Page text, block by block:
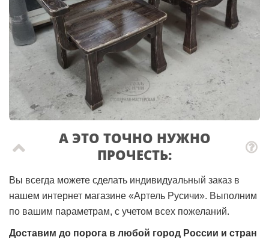
А ЭТО ТОЧНО НУЖНО
ПРОЧЕСТЬ:
Вы всегда можете сделать индивидуальный заказ в
нашем интернет магазине «Артель Русичи». Выполним
по вашим параметрам, с учетом всех пожеланий.
Доставим до порога в любой город России и стран